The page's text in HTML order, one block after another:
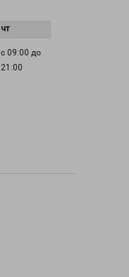
с 09:00 до
21:00